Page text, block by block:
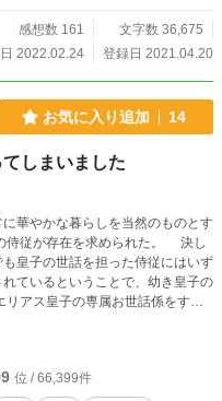
ぁと私は壁の華に徹しながら考え
にあまりにも小柄で童顔。見た目
考える人たちにより適齢期を迎え
爵以上とこうい
く思った。 「貴様を俺の
います！面白ければTwitterなどで
ただけましたら光栄です！ 皇帝
感想数 161
文字数 36,675
2022.02.24
登録日 2021.04.20
お気に入り追加 14
しまいました
華やかな暮らしを当然のものとす
が存在を求められた。 決し
皇子の世話を担った侍従にはいず
ているということで、幼き皇子の
く彼のハートを見事射止めたの
。
位 / 66,399件